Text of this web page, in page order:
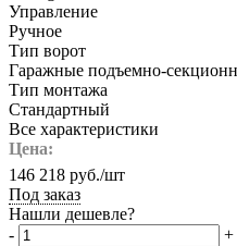
Управление
Ручное
Тип ворот
Гаражные подъемно-
Тип монтажа
Стандартный
Все характеристики
Цена:
146 218 руб./шт
Под заказ
Нашли дешевле?
-
+